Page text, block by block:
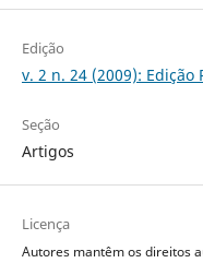
Edição
v. 2 n. 24 (2009): Edição
Seção
Artigos
Licença
Autores mantêm os direitos